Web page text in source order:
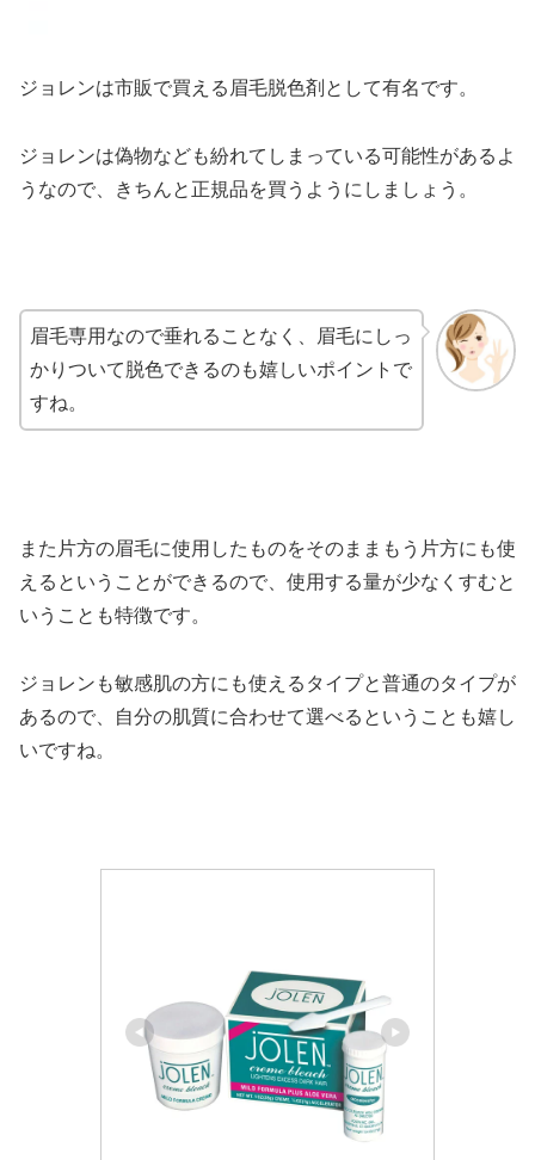
ジョレンは市販で買える眉毛脱色剤として有名です。
ジョレンは偽物なども紛れてしまっている可能性があるよ
うなので、きちんと正規品を買うようにしましょう。
眉毛専用なので垂れることなく、眉毛にしっ
かりついて脱色できるのも嬉しいポイントで
すね。
また片方の眉毛に使用したものをそのままもう片方にも使
えるということができるので、使用する量が少なくすむと
いうことも特徴です。
ジョレンも敏感肌の方にも使えるタイプと普通のタイプが
あるので、自分の肌質に合わせて選べるということも嬉し
いですね。